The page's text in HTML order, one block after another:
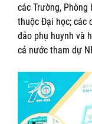
các Trường,
thuộc Đại học; các
đảo phụ huynh và
cả nước tham dự